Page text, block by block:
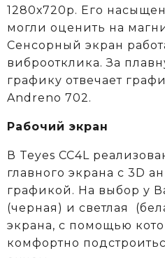
1280х720р. Его
могли оценить на
Сенсорный экран
виброотклика. За
графику отвечает
Andreno 702.
Рабочий экран
В Teyes СС4L
главного экрана с 3D
графикой. На выбор у
(черная) и светлая
экрана, с помощью
комфортно